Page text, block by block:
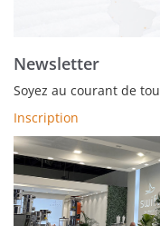
Newsletter
Soyez au courant de
Inscription